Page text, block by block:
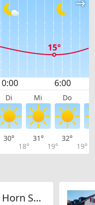
Di Mi Do
30°
18°
31°
19°
32°
19°
Restaurant Big Horn Saloon